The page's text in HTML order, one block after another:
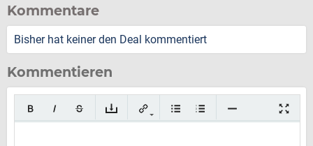
Kommentare
Bisher hat keiner den Deal kommentiert
Kommentieren